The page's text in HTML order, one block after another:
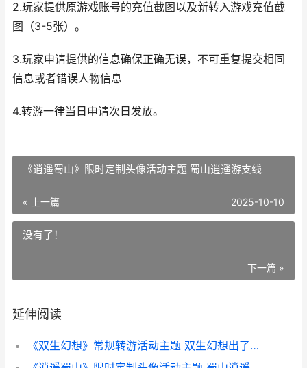
2.玩家提供原游戏账号的充值截图以及新转入游戏充值截
图（3-5张）。
3.玩家申请提供的信息确保正确无误，不可重复提交相同
信息或者错误人物信息
4.转游一律当日申请次日发放。
《逍遥蜀山》限时定制头像活动主题 蜀山逍遥游支线
« 上一篇 2025-10-10
没有了！
下一篇 »
延伸阅读
《双生幻想》常规转游活动主题 双生幻想出了多久